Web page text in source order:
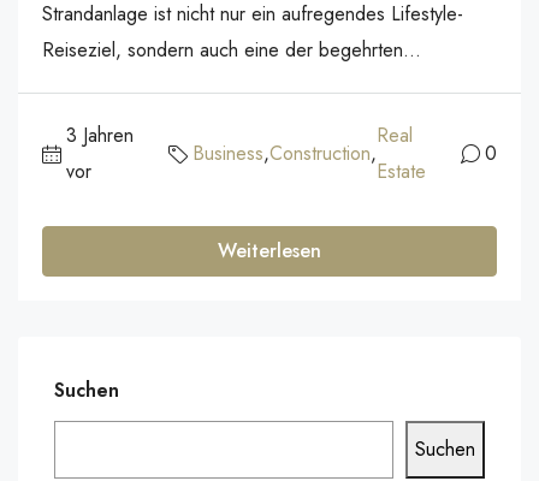
Strandanlage ist nicht nur ein aufregendes Lifestyle-
Reiseziel, sondern auch eine der begehrten...
3 Jahren
vor
Business,Construction,
Real
Estate
0
Weiterlesen
Suchen
Suchen